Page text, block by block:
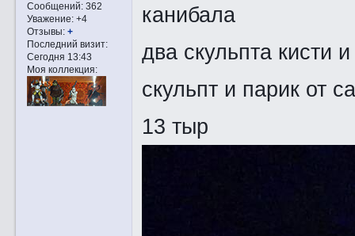
Сообщений:362
Уважение: +4
Отзывы: +
Последний визит:
Сегодня 13:43
Моя коллекция:
канибала
два скульпта кисти
скульпт и парик от
13 тыр